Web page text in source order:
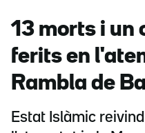
13 morts i un
ferits en
Rambla de
Estat Islàmic